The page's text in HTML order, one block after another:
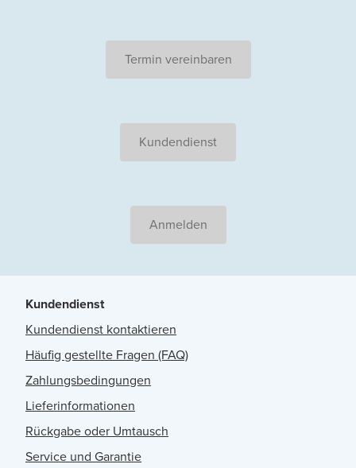
Termin vereinbaren
Kundendienst
Anmelden
Kundendienst
Kundendienst kontaktieren
Häufig gestellte Fragen (FAQ)
Zahlungsbedingungen
Lieferinformationen
Rückgabe oder Umtausch
Service und Garantie